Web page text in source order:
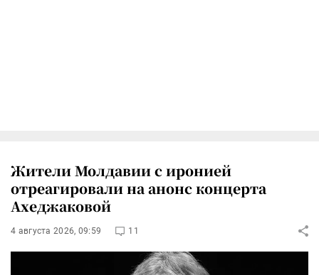
Жители Молдавии с иронией
отреагировали на анонс концерта
Ахеджаковой
4 августа 2026, 09:59 11